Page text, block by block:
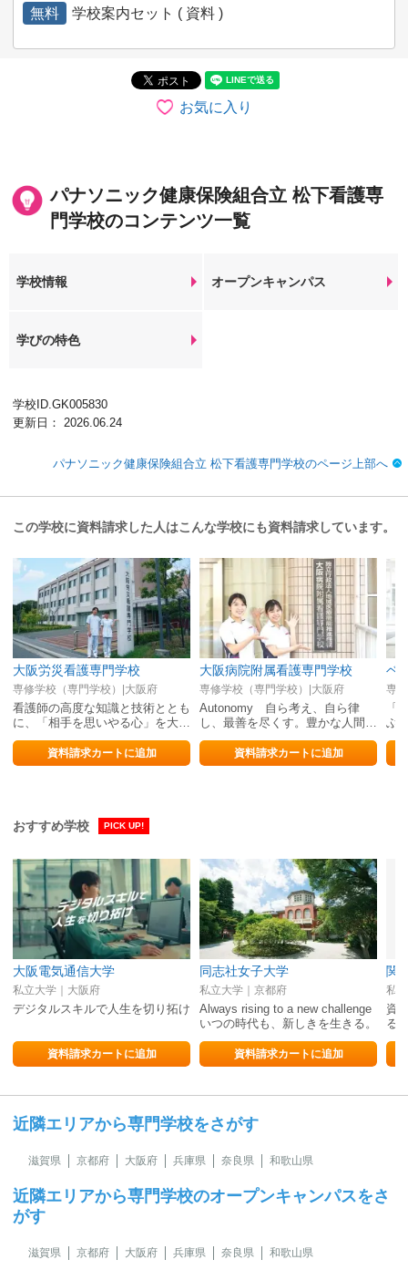
無料 学校案内セット ( 資料 )
お気に入り
パナソニック健康保険組合立 松下看護専
門学校のコンテンツ一覧
学校情報 オープンキャンパス
学びの特色
学校ID.GK005830
更新日： 2026.06.24
パナソニック健康保険組合立 松下看護専門学校のページ上部へ
この学校に資料請求した人はこんな学校にも資料請求しています。
大阪労災看護専門学校
専修学校（専門学校）|大阪府
看護師の高度な知識と技術ととも
に、「相手を思いやる心」を大切
にする豊かな感受性を養う
資料請求カートに追加
大阪病院附属看護専門学校
専修学校（専門学校）|大阪府
Autonomy 自ら考え、自ら律
し、最善を尽くす。豊かな人間性
と実践力を備え自律した看護師を
目指す資料請求カートに追加
ベ
専
「
ぶ
おすすめ学校 PICK UP!
大阪電気通信大学
私立大学｜大阪府
デジタルスキルで人生を切り拓け
資料請求カートに追加
同志社女子大学
私立大学｜京都府
Always rising to a new challenge
いつの時代も、新しきを生きる。
資料請求カートに追加
関
私
資
る
近隣エリアから専門学校をさがす
滋賀県 京都府 大阪府 兵庫県 奈良県 和歌山県
近隣エリアから専門学校のオープンキャンパスをさ
がす
滋賀県 京都府 大阪府 兵庫県 奈良県 和歌山県